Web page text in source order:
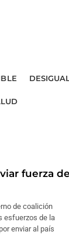
fuerza de
de coalición
esfuerzos de la
enviar al país